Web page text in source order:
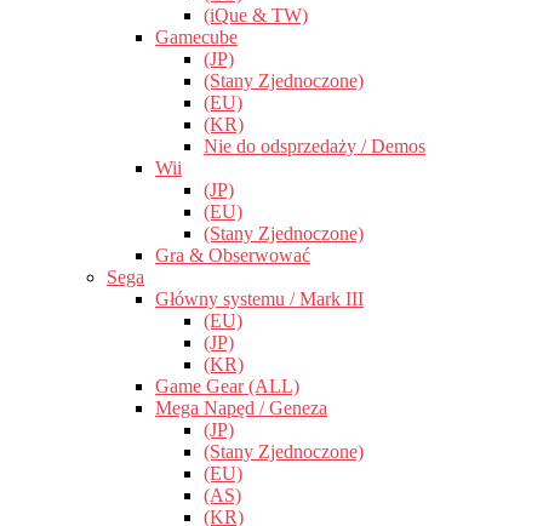
(iQue & TW)
Gamecube
(JP)
(Stany Zjednoczone)
(EU)
(KR)
Nie do odsprzedaży / Demos
Wii
(JP)
(EU)
(Stany Zjednoczone)
Gra & Obserwować
Sega
Główny systemu / Mark III
(EU)
(JP)
(KR)
Game Gear (ALL)
Mega Napęd / Geneza
(JP)
(Stany Zjednoczone)
(EU)
(AS)
(KR)